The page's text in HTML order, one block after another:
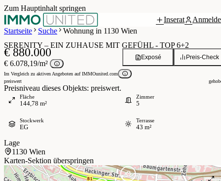
Zum Hauptinhalt springen
Inserat
Startseite
Suche Wohnung in 1130 Wien
/ 25Grundriss
SERENITY – EIN ZUHAUSE MIT GEFÜHL - TOP 6+2
€ 880.000
€ 6.078,19/m²
Im Vergleich zu aktiven Angeboten auf IMMOunited.com
preiswert
Preisniveau dieses Objekts: preiswert.
Preis-Check
Exposé
Fläche
144,78 m²
Zimmer
5
Stockwerk
EG
Terrasse
43 m²
Lage
1130 Wien
Karten-Sektion überspringen